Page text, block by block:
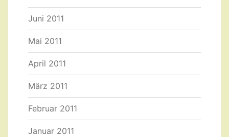
Juni 2011
Mai 2011
April 2011
März 2011
Februar 2011
Januar 2011